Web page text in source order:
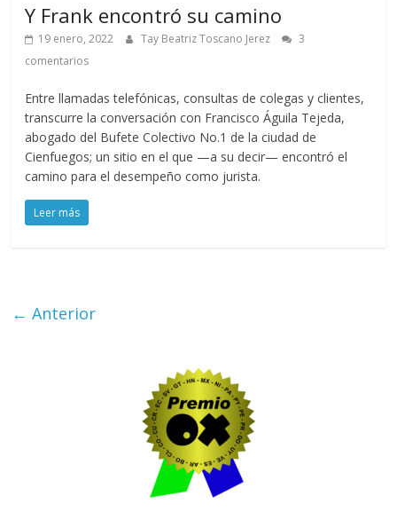
Y Frank encontró su camino
19 enero, 2022 Tay Beatriz Toscano Jerez
3
comentarios
Entre llamadas telefónicas, consultas de colegas y clientes,
transcurre la conversación con Francisco Águila Tejeda,
abogado del Bufete Colectivo No.1 de la ciudad de
Cienfuegos; un sitio en el que —a su decir— encontró el
camino para el desempeño como jurista.
Leer más
← Anterior